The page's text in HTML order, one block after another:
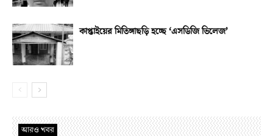
কাপ্তাইয়ের মিতিঙ্গাছড়ি হচ্ছে ‘এসডিজি ভিলেজ’
আরও খবর